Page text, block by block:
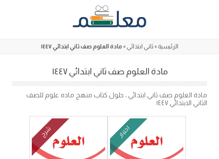
الرئيسية » ثاني ابتدائي » مادة العلوم صف ثاني ابتدائي ١٤٤٧
مادة العلوم صف ثاني ابتدائي ١٤٤٧
مادة العلوم صف ثاني ابتدائي ، حلول كتاب منهج ماده علوم للصف
الثاني الابتدائي ١٤٤٧
اختبار شرح